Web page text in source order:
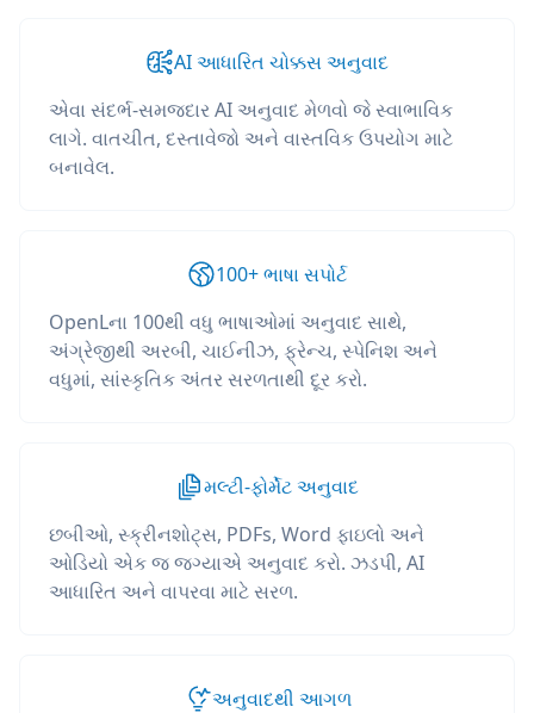
AI આધારિત ચોક્કસ અનુવાદ
એવા સંદર્ભ-સમજદાર AI અનુવાદ મેળવો જે સ્વાભાવિક
લાગે. વાતચીત, દસ્તાવેજો અને વાસ્તવિક ઉપયોગ માટે
બનાવેલ.
100+ ભાષા સપોર્ટ
OpenLના 100થી વધુ ભાષાઓમાં અનુવાદ સાથે,
અંગ્રેજીથી અરબી, ચાઈનીઝ, ફ્રેન્ચ, સ્પેનિશ અને
વધુમાં, સાંસ્કૃતિક અંતર સરળતાથી દૂર કરો.
મલ્ટી-ફોર્મેટ અનુવાદ
છબીઓ, સ્ક્રીનશોટ્સ, PDFs, Word ફાઇલો અને
ઓડિયો એક જ જગ્યાએ અનુવાદ કરો. ઝડપી, AI
આધારિત અને વાપરવા માટે સરળ.
અનુવાદથી આગળ